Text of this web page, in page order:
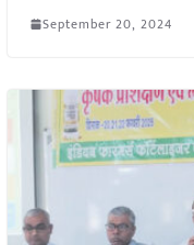
September 20, 2024